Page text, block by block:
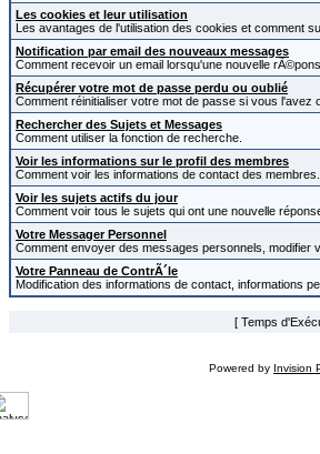
Les cookies et leur utilisation
Les avantages de l'utilisation des cookies et comment
Notification par email des nouveaux messages
Comment recevoir un email lorsqu'une nouvelle
Récupérer votre mot de passe perdu ou oublié
Comment réinitialiser votre mot de passe si vous l'avez
Rechercher des Sujets et Messages
Comment utiliser la fonction de recherche.
Voir les informations sur le profil des membres
Comment voir les informations de contact des membres.
Voir les sujets actifs du jour
Comment voir tous le sujets qui ont une nouvelle
Votre Messager Personnel
Comment envoyer des messages personnels,
Votre Panneau de ContrÃ´le
Modification des informations de contact, informations
[ Temps
Powered by Invision